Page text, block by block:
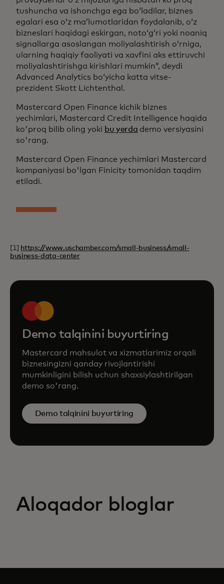
tushuncha va ishonchga ega boʻladilar, biznes
egalari esa oʻz maʼlumotlaridan foydalanib, oʻz
bizneslari haqidagi eskirgan, notoʻgʻri yoki noaniq
signallarga asoslangan moliyalashtirish oʻrniga,
ularning haqiqiy faoliyati va xavfini aks ettiruvchi
moliyalashtirishga kirishlari mumkin”, deydi
Advanced Analytics boʻyicha katta vitse-
prezident Skott Lichtenthal.
Mastercard Open Finance kichik biznes
yechimlari, Mastercard Credit Intelligence haqida
ko'proq bilib oling yoki bu yerda demo versiyasini
so'rang.
Mastercard Open Finance yechimlari Mastercard
kompaniyasi bo'lgan Finicity tomonidan taqdim
etiladi.
[1] https://www.uschamber.com/small-business/small-
business-data-center
Demo talqinini buyurtiring
Mastercard mahsulot va xizmatlarimiz orqali
biznesingizni qanday rivojlantirishi
mumkinligini bilish uchun shaxsiylashtirilgan
demo so'rang.
Demo talqinini buyurtiring
Aloqador bloglar